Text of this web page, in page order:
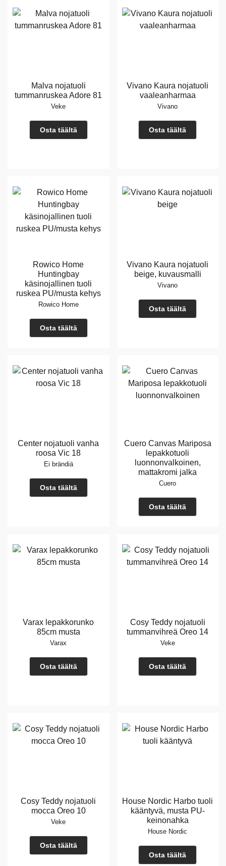
Malva nojatuoli
tummanruskea Adore 81
Veke
Osta täältä
Vivano Kaura nojatuoli
vaaleanharmaa
Vivano
Osta täältä
Rowico Home
Huntingbay
käsinojallinen tuoli
ruskea PU/musta kehys
Rowico Home
Osta täältä
Vivano Kaura nojatuoli
beige, kuvausmalli
Vivano
Osta täältä
Center nojatuoli vanha
roosa Vic 18
Ei brändiä
Osta täältä
Cuero Canvas Mariposa
lepakkotuoli
luonnonvalkoinen,
mattakromi jalka
Cuero
Osta täältä
Varax lepakkorunko
85cm musta
Varax
Osta täältä
Cosy Teddy nojatuoli
tummanvihreä Oreo 14
Veke
Osta täältä
Cosy Teddy nojatuoli
mocca Oreo 10
Veke
Osta täältä
House Nordic Harbo tuoli
kääntyvä, musta PU-
keinonahka
House Nordic
Osta täältä